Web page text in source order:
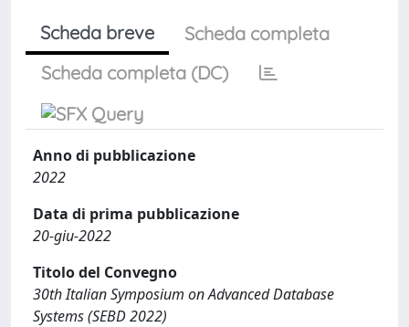
Scheda breve
Scheda completa
Scheda completa (DC)
Anno di pubblicazione
2022
Data di prima pubblicazione
20-giu-2022
Titolo del Convegno
30th Italian Symposium on Advanced Database
Systems (SEBD 2022)